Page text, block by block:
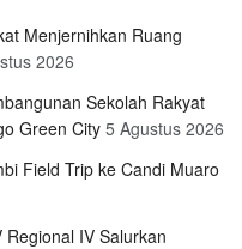
Menjernihkan Ruang
2026
Sekolah Rakyat
Green City5 Agustus 2026
Field Trip ke Candi Muaro
IV Salurkan